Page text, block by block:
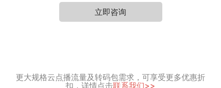
立即咨询
更大规格云点播流量及转码包需求，可享受更多优惠折
扣，详情点击联系我们>>